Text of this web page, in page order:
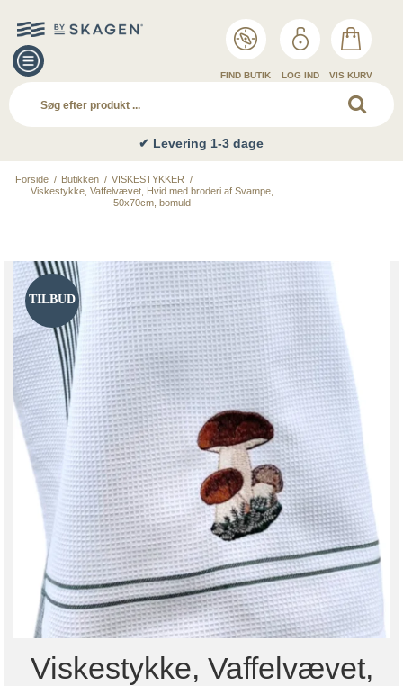
FIND BUTIK LOG IND VIS KURV
✔ Levering 1-3 dage
Forside / Butikken / VISKESTYKKER /
Viskestykke, Vaffelvævet, Hvid med broderi af Svampe,
50x70cm, bomuld
TILBUD
Viskestykke, Vaffelvævet,